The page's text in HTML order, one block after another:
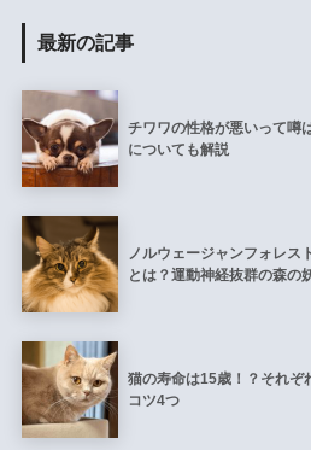
最新の記事
チワワの性格が悪いって噂
についても解説
ノルウェージャンフォレス
とは？運動神経抜群の森の
猫の寿命は15歳！？それぞ
コツ4つ